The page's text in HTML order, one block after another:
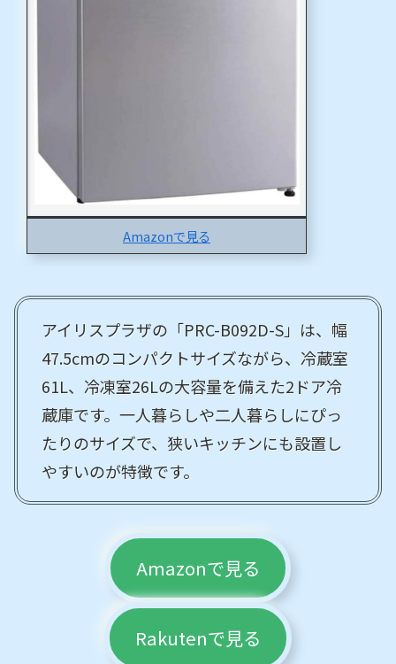
Amazonで見る
アイリスプラザの「PRC-B092D-S」は、幅
47.5cmのコンパクトサイズながら、冷蔵室
61L、冷凍室26Lの大容量を備えた2ドア冷
蔵庫です。一人暮らしや二人暮らしにぴっ
たりのサイズで、狭いキッチンにも設置し
やすいのが特徴です。
Amazonで見る
Rakutenで見る